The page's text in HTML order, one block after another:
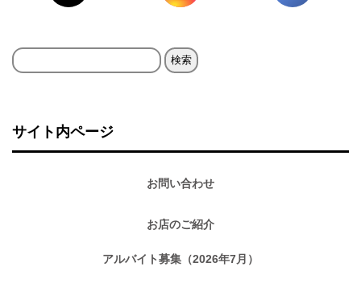
検
サイト内ページ
お問い合わせ
お店のご紹介
アルバイト募集（2026年7月）